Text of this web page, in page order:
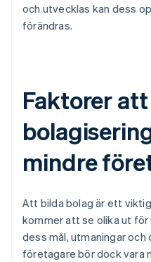
och utvecklas kan dess
förändras.
Faktorer
mindre
Att bilda bolag är ett
kommer att se olika ut
dess mål, utmaningar
företagare bör dock vara